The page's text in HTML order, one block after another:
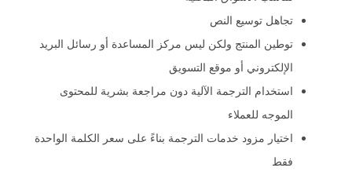
تجاهل توسيع النص
توطين المنتج ولكن ليس مركز المساعدة أو رسائل البريد
الإلكتروني أو موقع التسويق
استخدام الترجمة الآلية دون مراجعة بشرية للمحتوى
الموجه للعملاء
اختيار مزود خدمات الترجمة بناءً على سعر الكلمة الواحدة
فقط